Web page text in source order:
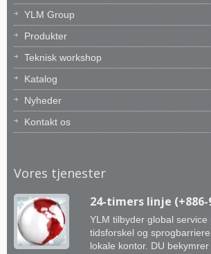
YLM Group
Produkter
Teknisk workshop
Katalog
Nyheder
Kontakt os
Vores tjenester
24-timers linje (+886-
YLM tilbyder global service
tidsforskel og
lokale kontor. DU bekymrer